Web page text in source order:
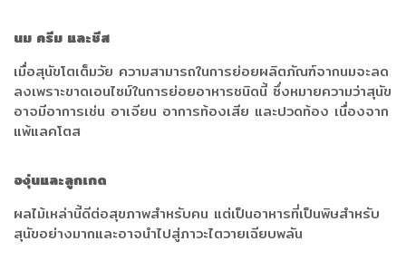
นม ครีม และชีส
เมื่อสุนัขโตเต็มวัย ความสามารถในการย่อยผลิตภัณฑ์จากนมจะลด
ลงเพราะขาดเอนไซม์ในการย่อยอาหารชนิดนี้ ซึ่งหมายความว่าสุนัข
อาจมีอาการเช่น อาเจียน อาการท้องเสีย และปวดท้อง เนื่องจาก
แพ้แลคโตส
องุ่นและลูกเกด
ผลไม้เหล่านี้ดีต่อสุขภาพสำหรับคน แต่เป็นอาหารที่เป็นพิษสำหรับ
สุนัขอย่างมากและอาจนำไปสู่ภาวะไตวายเฉียบพลัน